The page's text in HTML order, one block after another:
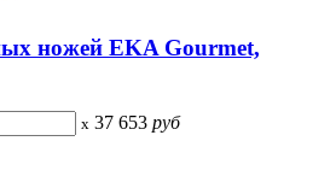
ножей EKA Gourmet,
x 37 653 руб